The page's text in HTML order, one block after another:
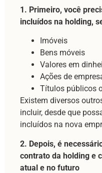
1. Primeiro, você
incluídos na holding,
Imóveis
Bens móveis
Valores em
Ações de
Títulos públicos
Existem diversos
incluir, desde que
incluídos na nova
2. Depois, é
contrato da holding e
atual e no futuro